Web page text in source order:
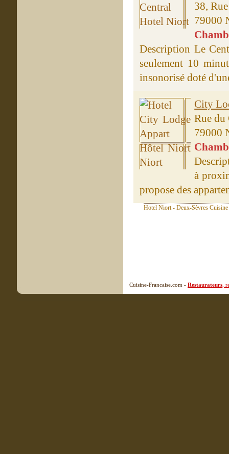
38,
79000
Description Le
seulement 10
insonorisé doté
City
Rue du
79000
à
propose des
Hotel Niort - Deux-Sèvres Cuisine
Cuisine-Francaise.com - Restaurateurs ,